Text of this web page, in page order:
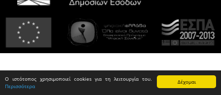
Δέχομαι
Ο ιστότοπος χρησιμοποιεί cookies για τη λειτουργία του.
Περισσότερα